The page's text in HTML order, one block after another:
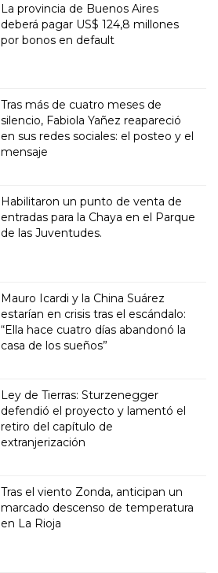
La provincia de Buenos Aires
deberá pagar US$ 124,8 millones
por bonos en default
Tras más de cuatro meses de
silencio, Fabiola Yañez reapareció
en sus redes sociales: el posteo y el
mensaje
Habilitaron un punto de venta de
entradas para la Chaya en el Parque
de las Juventudes.
Mauro Icardi y la China Suárez
estarían en crisis tras el escándalo:
“Ella hace cuatro días abandonó la
casa de los sueños”
Ley de Tierras: Sturzenegger
defendió el proyecto y lamentó el
retiro del capítulo de
extranjerización
Tras el viento Zonda, anticipan un
marcado descenso de temperatura
en La Rioja